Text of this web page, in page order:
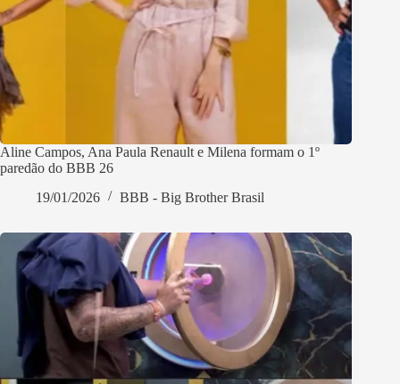
Aline Campos, Ana Paula Renault e Milena formam o 1º
paredão do BBB 26
19/01/2026
BBB - Big Brother Brasil